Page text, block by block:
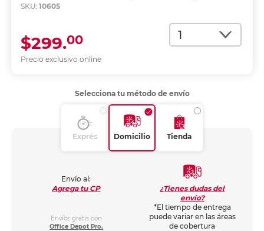
SKU: 10605
Cantidad
Precio exclusivo online
$299.00
Selecciona tu método de envío
Exprés Domicilio Tienda
Envío al:
Agrega tu CP
Envíos gratis con
Office Depot Pro.
¿Tienes dudas del
envío?
*El tiempo de entrega
puede variar en las áreas
de cobertura